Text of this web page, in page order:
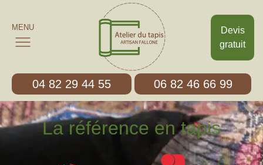
Devis
gratuit
MENU
04 82 29 44 55 06 82 46 66 99
La référence en tapis